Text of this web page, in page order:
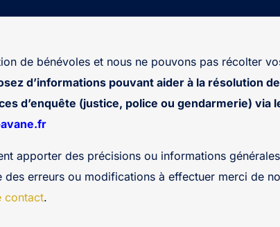
un futur adhérent ou bénévole
journaliste
Devenir bénévole
Contact
de bénévoles et nous ne pouvons pas récolter
d’informations pouvant aider à la résolution
d’enquête (justice, police ou gendarmerie) via
apporter des précisions ou informations
erreurs ou modifications à effectuer merci de
contact.